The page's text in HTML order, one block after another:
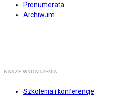
Prenumerata
Archiwum
NASZE WYDARZENIA
Szkolenia i konferencje